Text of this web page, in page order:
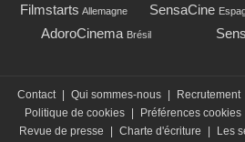
Filmstarts Allemagne SensaCine
AdoroCinema Brésil
Contact | Qui sommes-nous | Recrutement
Politique de cookies | Préférences cookies
Revue de presse
| Charte d'écriture | Les